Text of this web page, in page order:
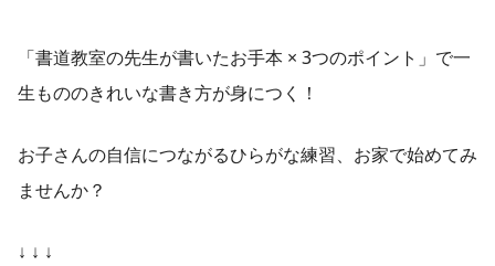
「書道教室の先生が書いたお手本 × 3つのポイント」で一
生もののきれいな書き方が身につく！
お子さんの自信につながるひらがな練習、お家で始めてみ
ませんか？
↓ ↓ ↓